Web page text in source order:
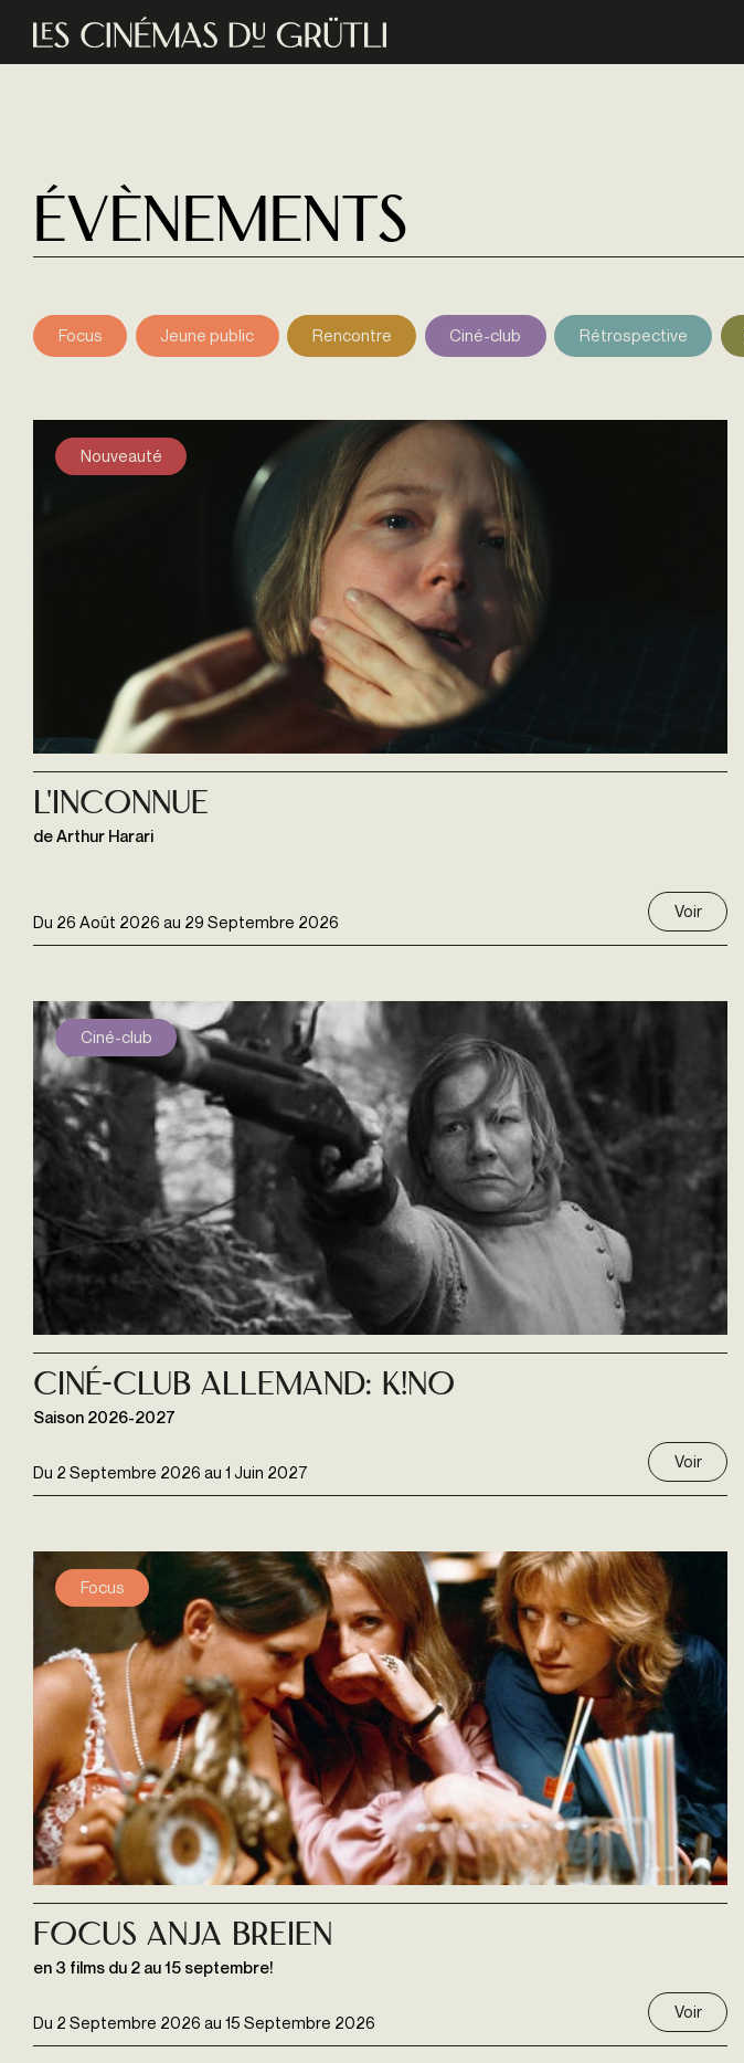
Aller au contenu principal
Évènements
Focus Jeune public Rencontre Ciné-club Rétrospective
Nouveauté
Du 26 Août 2026 au 29 Septembre 2026
L'Inconnue
de Arthur Harari
Voir
Ciné-club
Du 2 Septembre 2026 au 1 Juin 2027
Ciné-club allemand: K!NO
Saison 2026-2027
Voir
Focus
Du 2 Septembre 2026 au 15 Septembre 2026
Focus Anja Breien
en 3 films du 2 au 15 septembre!
Voir